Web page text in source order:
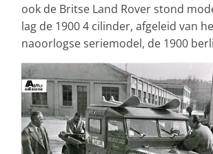
ook de Britse Land Rover stond
lag de 1900 4 cilinder, afgeleid van
naoorlogse seriemodel, de 1900